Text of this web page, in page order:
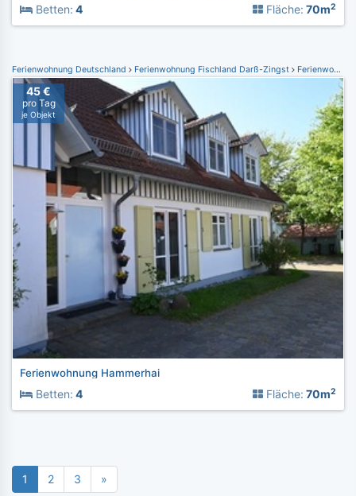
Betten: 4 Fläche: 70m2
Ferienwohnung Deutschland Ferienwohnung Fischland Darß-Zingst Ferienwohnung Prerow
45 €
pro Tag
je Objekt
Ferienwohnung Hammerhai
Betten: 4 Fläche: 70m2
1 2 3 »